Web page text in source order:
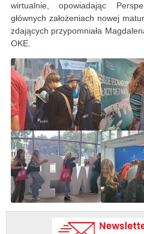
wirtualnie, opowiadając
głównych założeniach nowej
zdających przypomniała
OKE.